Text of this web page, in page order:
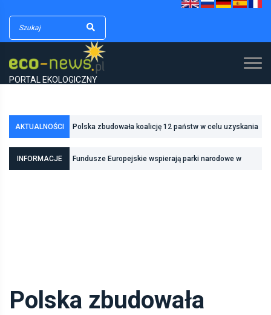
PORTAL EKOLOGICZNY
AKTUALNOŚCI Polska zbudowała koalicję 12 państw w celu uzyskania
INFORMACJE Fundusze Europejskie wspierają parki narodowe w
Polska zbudowała